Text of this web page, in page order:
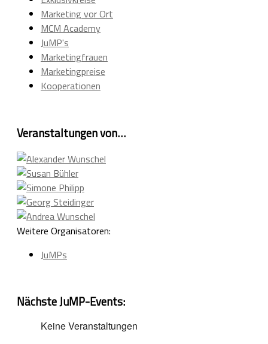
Marketing vor Ort
MCM Academy
JuMP's
Marketingfrauen
Marketingpreise
Kooperationen
Veranstaltungen von…
Weitere Organisatoren:
JuMPs
Nächste JuMP-Events:
Keine Veranstaltungen